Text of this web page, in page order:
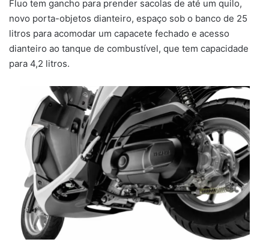
Fluo tem gancho para prender sacolas de até um quilo,
novo porta-objetos dianteiro, espaço sob o banco de 25
litros para acomodar um capacete fechado e acesso
dianteiro ao tanque de combustível, que tem capacidade
para 4,2 litros.